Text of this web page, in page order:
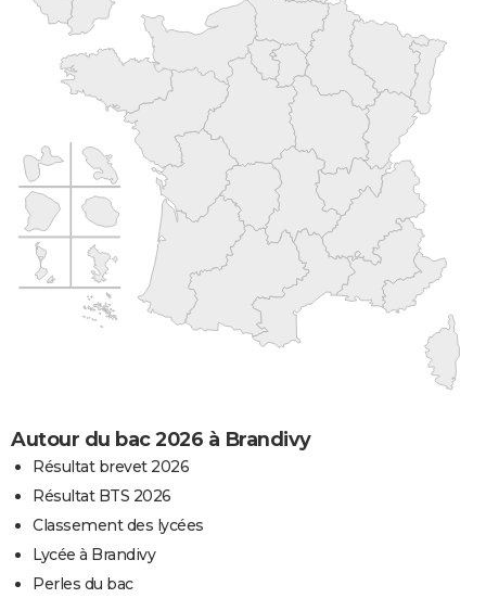
Autour du bac 2026 à Brandivy
Résultat brevet 2026
Résultat BTS 2026
Classement des lycées
Lycée à Brandivy
Perles du bac